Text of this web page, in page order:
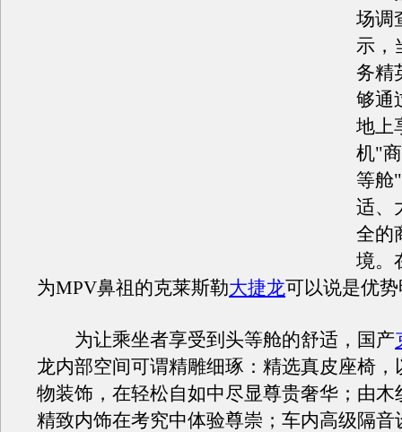
场调
示，
务精
够通
地上
机"
等舱
适、
全的
境。
为MPV鼻祖的克莱斯勒大捷龙可以说是优
为让乘坐者享受到头等舱的舒适，国产
龙内部空间可谓精雕细琢：精选真皮座椅，
物装饰，在轻松自如中尽显尊贵奢华；由木
精致内饰在考究中体验尊崇；车内高级隔音